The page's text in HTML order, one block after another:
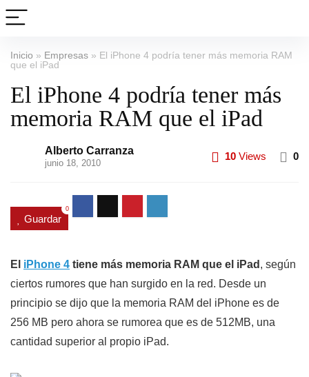
Inicio » Empresas » El iPhone 4 podría tener más memoria RAM
que el iPad
El iPhone 4 podría tener más
memoria RAM que el iPad
Alberto Carranza
junio 18, 2010
10 Views 0
Guardar
0
El iPhone 4 tiene más memoria RAM que el iPad , según
ciertos rumores que han surgido en la red. Desde un
principio se dijo que la memoria RAM del iPhone es de
256 MB pero ahora se rumorea que es de 512MB, una
cantidad superior al propio iPad.